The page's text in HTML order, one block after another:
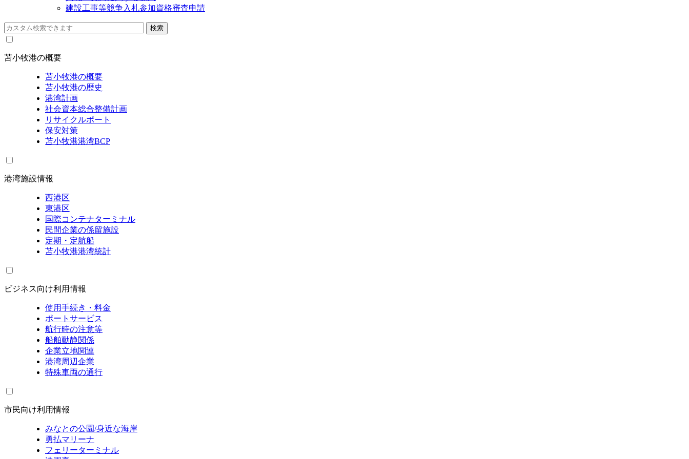
建設工事等競争入札参加資格審査申請
苫小牧港の概要
苫小牧港の概要
苫小牧港の歴史
港湾計画
社会資本総合整備計画
リサイクルポート
保安対策
苫小牧港港湾BCP
港湾施設情報
西港区
東港区
国際コンテナターミナル
民間企業の係留施設
定期・定航船
苫小牧港港湾統計
ビジネス向け利用情報
使用手続き・料金
ポートサービス
航行時の注意等
船舶動静関係
企業立地関連
港湾周辺企業
特殊車両の通行
市民向け利用情報
みなとの公園/身近な海岸
勇払マリーナ
フェリーターミナル